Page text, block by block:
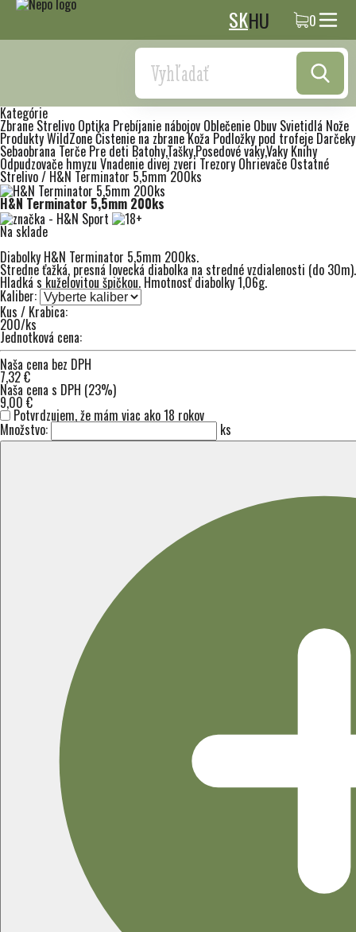
SKHU 0
Search
Kategórie
Zbrane Strelivo Optika Prebíjanie nábojov Oblečenie Obuv Svietidlá Nože
Produkty WildZoneČistenie na zbraneKoža Podložky pod trofeje Darčeky
Sebaobrana Terče Pre deti Batohy,Tašky,Posedové vaky,Vaky Knihy
Odpudzovače hmyzu Vnadenie divej zveri Trezory Ohrievače Ostatné
Strelivo/ H&N Terminator 5,5mm 200ks
H&N Terminator 5,5mm 200ks
Na sklade
Diabolky H&N Terminator 5,5mm 200ks.
Stredne ťažká, presná lovecká diabolka na stredné vzdialenosti (do 30m).
Hladká s kuželovitou špičkou. Hmotnosť diabolky 1,06g.
Kaliber:
Kus / Krabica:
200/ks
Jednotková cena:
Naša cena bez DPH
7,32 €
Naša cena s DPH (23%)
9,00 €
Potvrdzujem, že mám viac ako 18 rokov
Množstvo: ks